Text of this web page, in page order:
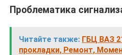
Проблематика
Читайте также: ГБЦ ВАЗ
прокладки, Ремонт,